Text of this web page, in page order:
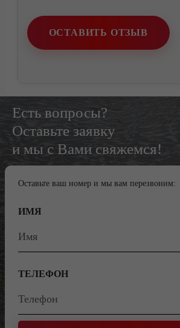
ОСТАВИТЬ ОТЗЫВ
Есть вопросы?
Оставьте заявку
и мы с Вами свяжемся!
Оставьте ваш номер и мы вам перезвоним:
ИМЯ
ТЕЛЕФОН